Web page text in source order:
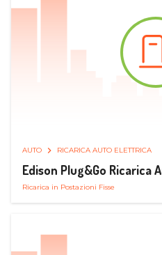
AUTO RICARICA AUTO ELETTRICA
Edison Plug&Go Ricarica
Ricarica in Postazioni Fisse